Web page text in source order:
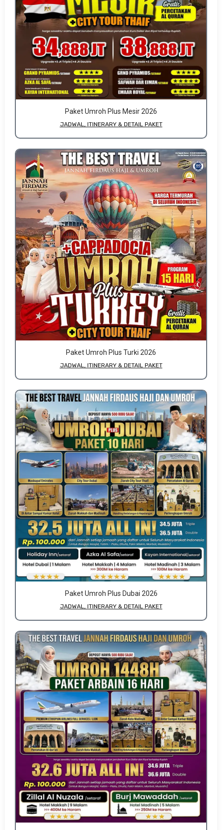
Paket Umroh Plus Mesir 2026
JADWAL, ITINERARY & DETAIL PAKET
Paket Umroh Plus Turki 2026
JADWAL, ITINERARY & DETAIL PAKET
Paket Umroh Plus Dubai 2026
JADWAL, ITINERARY & DETAIL PAKET